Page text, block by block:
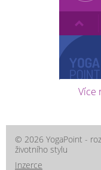
Více
© 2026 YogaPoint -
životního stylu
Inzerce